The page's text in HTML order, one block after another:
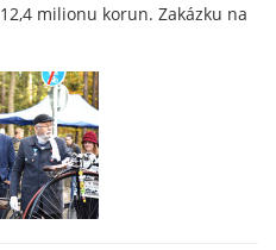
milionu korun. Zakázku na